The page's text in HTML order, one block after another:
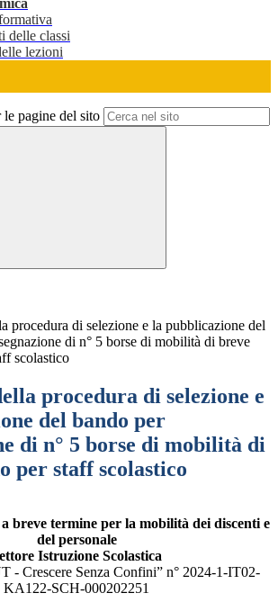
delle classi
lezioni
pagine del sito
procedura di selezione e la pubblicazione del
di n° 5 borse di mobilità di breve
scolastico
procedura di selezione e
del bando per
di n° 5 borse di mobilità di
per staff scolastico
breve termine per la mobilità dei discenti e
del personale
Istruzione Scolastica
- Crescere Senza Confini” n° 2024-1-IT02-
KA122-SCH-000202251